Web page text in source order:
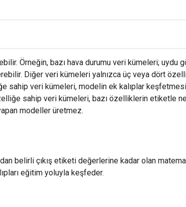
Örneğin, bazı hava durumu veri kümeleri; uydu
Diğer veri kümeleri yalnızca üç veya dört
sahip veri kümeleri, modelin ek kalıplar
sahip veri kümeleri, bazı özelliklerin etiketle
modeller üretmez.
belirli çıkış etiketi değerlerine kadar olan
eğitim yoluyla keşfeder.